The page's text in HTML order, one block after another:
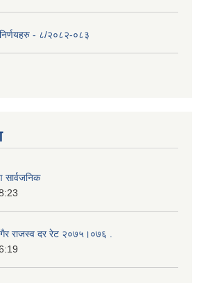
निर्णयहरु - ८/२०८२-०८३
सार्वजनिक
गैर राजस्व दर रेट २०७५।०७६ .